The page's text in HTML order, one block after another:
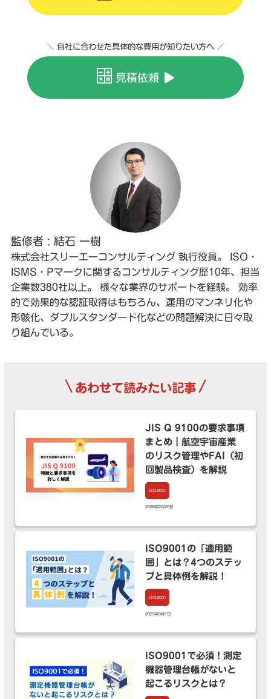
＼ 自社に合わせた具体的な費用が知りたい方へ ／
見積依頼
監修者 : 結石 一樹
株式会社スリーエーコンサルティング 執行役員。 ISO・
ISMS・Pマークに関するコンサルティング歴10年、担当
企業数380社以上。 様々な業界のサポートを経験。 効率
的で効果的な認証取得はもちろん、運用のマンネリ化や
形骸化、ダブルスタンダード化などの問題解決に日々取
り組んでいる。
\ あわせて読みたい記事 /
ISO9001
2026年2月20日
JIS Q 9100の要求事項
まとめ｜航空宇宙産業
のリスク管理やFAI（初
回製品検査）を解説
ISO9001
2025年9月1日
ISO9001の「適用範
囲」とは？4つのステッ
プと具体例を解説！
ISO9001で必須！測定
機器管理台帳がないと
起こるリスクとは？